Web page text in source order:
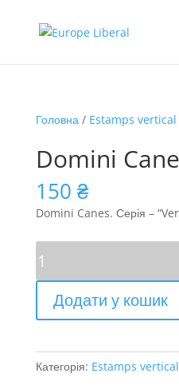
Головна/ Estamps vertical
Domini
150 ₴
Domini Canes. Серія –
Canes
кількість
Додати у кошик
Категорія: Estamps vertical